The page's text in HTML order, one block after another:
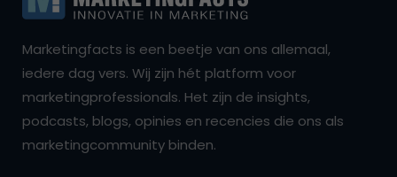
Marketingfacts is een beetje van ons allemaal,
iedere dag vers. Wij zijn hét platform voor
marketingprofessionals. Het zijn de insights,
podcasts, blogs, opinies en recencies die ons als
marketingcommunity binden.